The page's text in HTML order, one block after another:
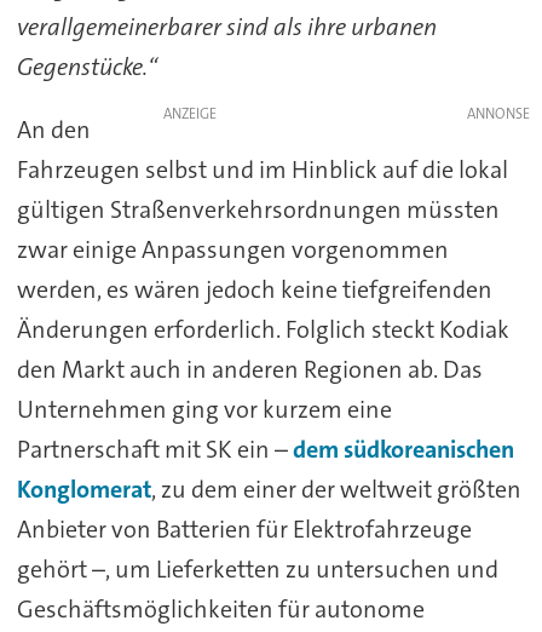
verallgemeinerbarer sind als ihre urbanen
Gegenstücke.“
ANZEIGE
An den
Fahrzeugen selbst und im Hinblick auf die lokal
gültigen Straßenverkehrsordnungen müssten
zwar einige Anpassungen vorgenommen
werden, es wären jedoch keine tiefgreifenden
Änderungen erforderlich. Folglich steckt Kodiak
den Markt auch in anderen Regionen ab. Das
Unternehmen ging vor kurzem eine
Partnerschaft mit SK ein –dem südkoreanischen
Konglomerat, zu dem einer der weltweit größten
Anbieter von Batterien für Elektrofahrzeuge
gehört –, um Lieferketten zu untersuchen und
Geschäftsmöglichkeiten für autonome